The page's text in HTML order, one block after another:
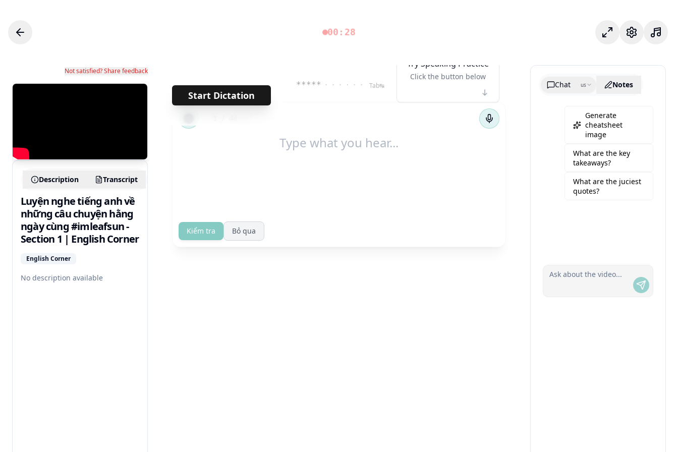
00:28 Chế độ tập trung
Cài đặt
Not satisfied? Share feedback
Description Transcript
Luyện nghe tiếng anh về
những câu chuyện hằng
ngày cùng #imleafsun -
Section 1 | English Corner
English Corner
No description available
Start Dictation
***** · · · · · · Tab↹
Try Speaking Practice
Click the button below
Kiểm tra Bỏ qua
Chat us Notes
Generate
cheatsheet
image
What are the key
takeaways?
What are the juciest
quotes?